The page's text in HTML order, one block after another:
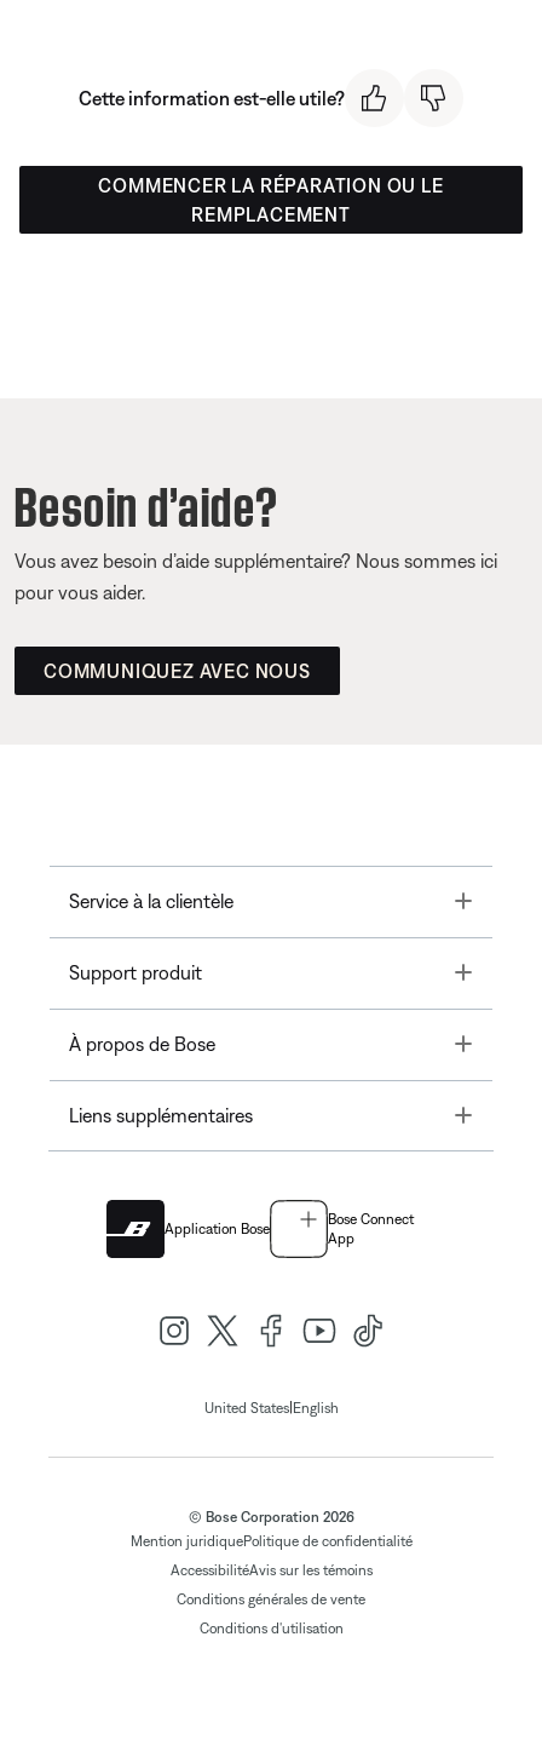
Cette information est-elle utile?
COMMENCER LA RÉPARATION OU LE
REMPLACEMENT
Besoin d’aide?
Vous avez besoin d’aide supplémentaire? Nous sommes ici
pour vous aider.
COMMUNIQUEZ AVEC NOUS
Service à la clientèle Toggle
Support produit Toggle
À propos de Bose Toggle
Liens supplémentaires Toggle
Application Bose
Bose Connect
App
United States| English
© Bose Corporation 2026
Mention juridiquePolitique de confidentialité
AccessibilitéAvis sur les témoins
Conditions générales de vente
Conditions d'utilisation